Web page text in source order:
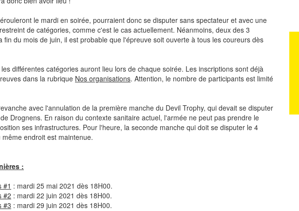
le mardi en soirée, pourraient donc se disputer sans spectateur et avec une
de catégories, comme c'est le cas actuellement. Néanmoins, deux des 3
fin du mois de juin, il est probable que l'épreuve soit ouverte à tous les coureurs dès
différentes catégories auront lieu lors de chaque soirée. Les inscriptions sont déjà
dans la rubrique Nos organisations. Attention, le nombre de participants est limité
avec l'annulation de la première manche du Devil Trophy, qui devait se disputer
Drognens. En raison du contexte sanitaire actuel, l'armée ne peut pas prendre le
ses infrastructures. Pour l'heure, la seconde manche qui doit se disputer le 4
endroit est maintenue.
:
#1 : mardi 25 mai 2021 dès 18H00.
#2 : mardi 22 juin 2021 dès 18H00.
#3 : mardi 29 juin 2021 dès 18H00.